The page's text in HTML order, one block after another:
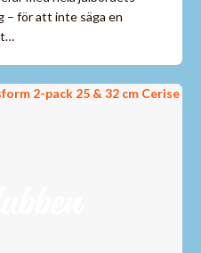
– för att inte säga en